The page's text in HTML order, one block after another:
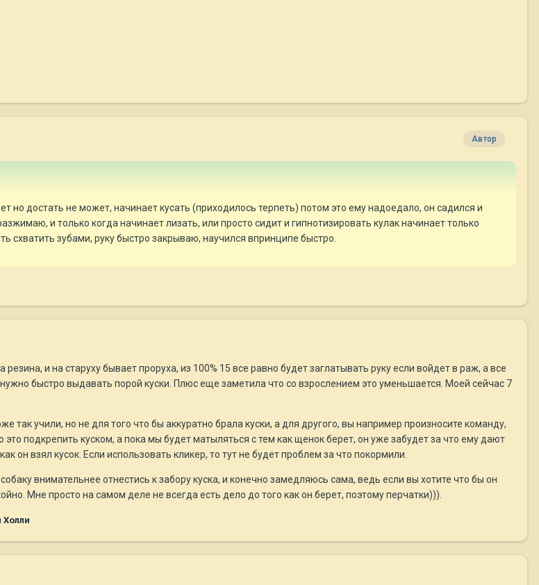
Автор
но достать не может, начинает кусать (приходилось терпеть) потом это ему надоедало, он садился и
и только когда начинает лизать, или просто сидит и гипнотизировать кулак начинает только
схватить зубами, руку быстро закрываю, научился впринципе быстро.
и на старуху бывает проруха, из 100% 15 все равно будет заглатывать руку если войдет в раж, а все
быстро выдавать порой куски. Плюс еще заметила что со взрослением это уменьшается. Моей сейчас 7
так учили, но не для того что бы аккуратно брала куски, а для другого, вы например произносите команду,
подкрепить куском, а пока мы будет матыляться с тем как щенок берет, он уже забудет за что ему дают
он взял кусок. Если использовать кликер, то тут не будет проблем за что покормили.
внимательнее отнестись к забору куска, и конечно замедляюсь сама, ведь если вы хотите что бы он
Мне просто на самом деле не всегда есть дело до того как он берет, поэтому перчатки))).
Холли